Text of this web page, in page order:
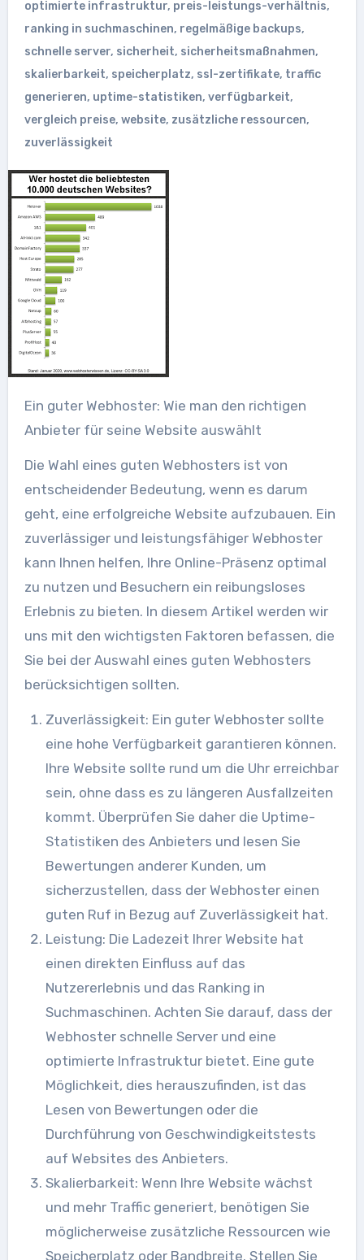
optimierte infrastruktur, preis-leistungs-verhältnis,
ranking in suchmaschinen, regelmäßige backups,
schnelle server, sicherheit, sicherheitsmaßnahmen,
skalierbarkeit, speicherplatz, ssl-zertifikate, traffic
generieren, uptime-statistiken, verfügbarkeit,
vergleich preise, website, zusätzliche ressourcen,
zuverlässigkeit
Ein guter Webhoster: Wie man den richtigen
Anbieter für seine Website auswählt
Die Wahl eines guten Webhosters ist von
entscheidender Bedeutung, wenn es darum
geht, eine erfolgreiche Website aufzubauen. Ein
zuverlässiger und leistungsfähiger Webhoster
kann Ihnen helfen, Ihre Online-Präsenz optimal
zu nutzen und Besuchern ein reibungsloses
Erlebnis zu bieten. In diesem Artikel werden wir
uns mit den wichtigsten Faktoren befassen, die
Sie bei der Auswahl eines guten Webhosters
berücksichtigen sollten.
Zuverlässigkeit: Ein guter Webhoster sollte
eine hohe Verfügbarkeit garantieren können.
Ihre Website sollte rund um die Uhr erreichbar
sein, ohne dass es zu längeren Ausfallzeiten
kommt. Überprüfen Sie daher die Uptime-
Statistiken des Anbieters und lesen Sie
Bewertungen anderer Kunden, um
sicherzustellen, dass der Webhoster einen
guten Ruf in Bezug auf Zuverlässigkeit hat.
Leistung: Die Ladezeit Ihrer Website hat
einen direkten Einfluss auf das
Nutzererlebnis und das Ranking in
Suchmaschinen. Achten Sie darauf, dass der
Webhoster schnelle Server und eine
optimierte Infrastruktur bietet. Eine gute
Möglichkeit, dies herauszufinden, ist das
Lesen von Bewertungen oder die
Durchführung von Geschwindigkeitstests
auf Websites des Anbieters.
Skalierbarkeit: Wenn Ihre Website wächst
und mehr Traffic generiert, benötigen Sie
möglicherweise zusätzliche Ressourcen wie
Speicherplatz oder Bandbreite. Stellen Sie